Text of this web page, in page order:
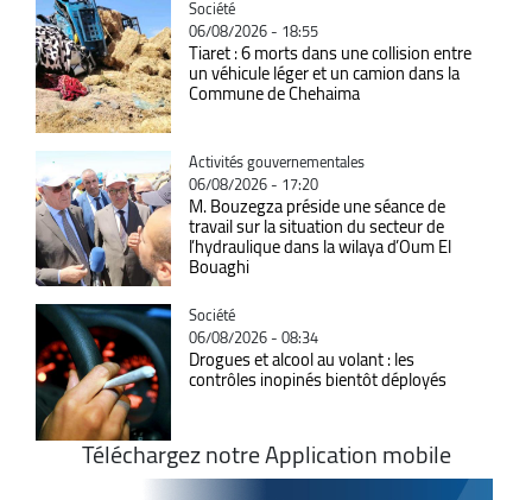
Catégorie
Société
06/08/2026 - 18:55
Tiaret : 6 morts dans une collision entre
un véhicule léger et un camion dans la
Commune de Chehaima
Catégorie
Activités gouvernementales
06/08/2026 - 17:20
M. Bouzegza préside une séance de
travail sur la situation du secteur de
l’hydraulique dans la wilaya d’Oum El
Bouaghi
Catégorie
Société
06/08/2026 - 08:34
Drogues et alcool au volant : les
contrôles inopinés bientôt déployés
Téléchargez notre Application mobile